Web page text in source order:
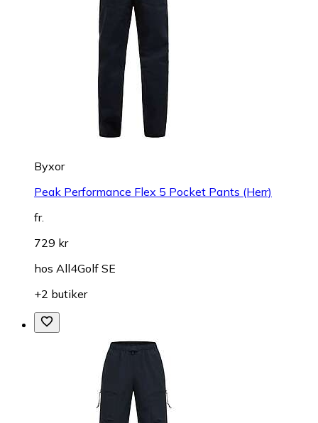
Byxor
Peak Performance Flex 5 Pocket Pants (Herr)
fr.
729 kr
hos All4Golf SE
+2 butiker